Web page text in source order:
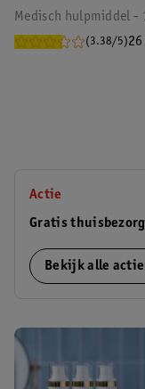
Medisch hulpmiddel -
(3.38/5)
Actie
Gratis
Bekijk alle